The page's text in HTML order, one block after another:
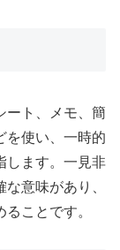
ート、メモ、簡
を使い、一時的
します。一見非
意味があり、
ことです。